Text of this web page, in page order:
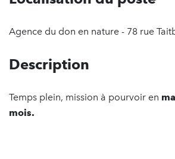
Agence du don en nature - 78 rue
Description
Temps plein, mission à pourvoir en
mois.